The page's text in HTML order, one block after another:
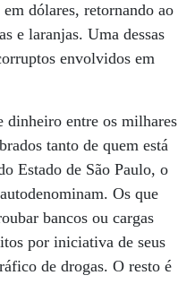
dólares, retornando ao
e laranjas. Uma dessas
envolvidos em
dinheiro entre os milhares
tanto de quem está
Estado de São Paulo, o
Os que
bancos ou cargas
por iniciativa de seus
de drogas. O resto é